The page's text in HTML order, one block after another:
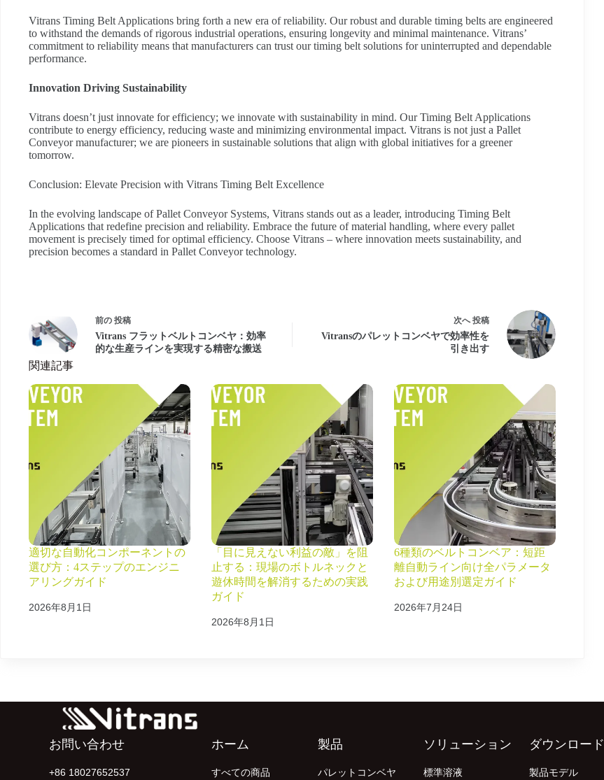
Vitrans Timing Belt Applications bring forth a new era of reliability. Our robust and durable timing belts are engineered
to withstand the demands of rigorous industrial operations, ensuring longevity and minimal maintenance. Vitrans’
commitment to reliability means that manufacturers can trust our timing belt solutions for uninterrupted and dependable
performance.
Innovation Driving Sustainability
Vitrans doesn’t just innovate for efficiency; we innovate with sustainability in mind. Our Timing Belt Applications
contribute to energy efficiency, reducing waste and minimizing environmental impact. Vitrans is not just a Pallet
Conveyor manufacturer; we are pioneers in sustainable solutions that align with global initiatives for a greener
tomorrow.
Conclusion: Elevate Precision with Vitrans Timing Belt Excellence
In the evolving landscape of Pallet Conveyor Systems, Vitrans stands out as a leader, introducing Timing Belt
Applications that redefine precision and reliability. Embrace the future of material handling, where every pallet
movement is precisely timed for optimal efficiency. Choose Vitrans – where innovation meets sustainability, and
precision becomes a standard in Pallet Conveyor technology.
前の 投稿
Vitrans フラットベルトコンベヤ：効率
的な生産ラインを実現する精密な搬送
次へ投稿
Vitransのパレットコンベヤで効率性を
引き出す
関連記事
適切な自動化コンポーネントの
選び方：4ステップのエンジニ
アリングガイド
2026年8月1日
「目に見えない利益の敵」を阻
止する：現場のボトルネックと
遊休時間を解消するための実践
ガイド
2026年8月1日
6種類のベルトコンベア：短距
離自動ライン向け全パラメータ
および用途別選定ガイド
2026年7月24日
お問い合わせ
+86 18027652537
ホーム
すべての商品
製品
パレットコンベヤ
ソリューション
標準溶液
ダウンロード
製品モデル